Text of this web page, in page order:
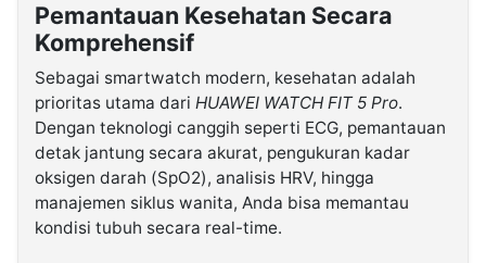
Pemantauan Kesehatan Secara
Komprehensif
Sebagai smartwatch modern, kesehatan adalah
prioritas utama dari HUAWEI WATCH FIT 5 Pro.
Dengan teknologi canggih seperti ECG, pemantauan
detak jantung secara akurat, pengukuran kadar
oksigen darah (SpO2), analisis HRV, hingga
manajemen siklus wanita, Anda bisa memantau
kondisi tubuh secara real-time.